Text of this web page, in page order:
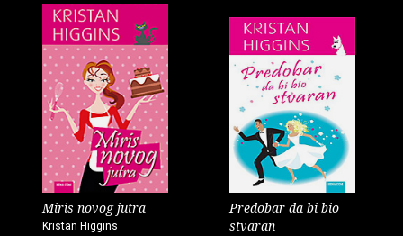
Miris novog jutra
Kristan Higgins
Predobar da bi bio
stvaran